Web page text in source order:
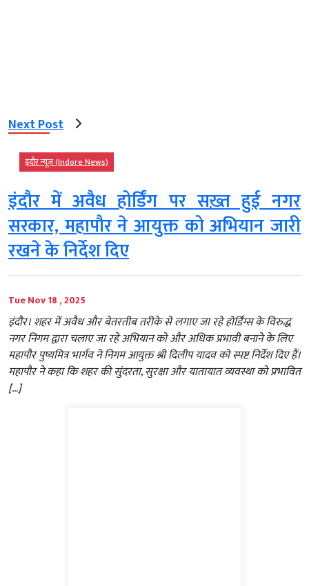
Next Post
इंदौर न्यूज़ (Indore News)
इंदौर में अवैध होर्डिंग पर सख़्त हुई नगर
सरकार, महापौर ने आयुक्त को अभियान जारी
रखने के निर्देश दिए
Tue Nov 18 , 2025
इंदौर। शहर में अवैध और बेतरतीब तरीके से लगाए जा रहे होर्डिंग्स के विरुद्ध
नगर निगम द्वारा चलाए जा रहे अभियान को और अधिक प्रभावी बनाने के लिए
महापौर पुष्यमित्र भार्गव ने निगम आयुक्त श्री दिलीप यादव को स्पष्ट निर्देश दिए हैं।
महापौर ने कहा कि शहर की सुंदरता, सुरक्षा और यातायात व्यवस्था को प्रभावित
[…]